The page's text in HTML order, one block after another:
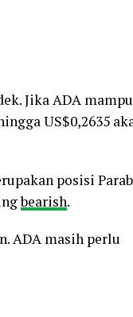
Jika ADA mampu
US$0,2635
posisi
bearish.
ADA masih perlu